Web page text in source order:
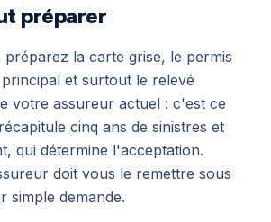
préparer
la carte grise, le permis
et surtout le relevé
votre assureur actuel : c'est ce
cinq ans de sinistres et
qui détermine l'acceptation.
doit vous le remettre sous
simple demande.